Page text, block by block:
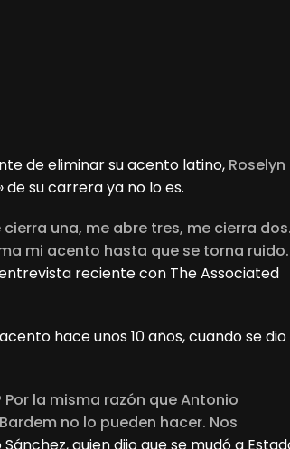
de eliminar su acento latino, Roselyn
de su carrera ya no lo es.
una, me abre tres, me cierra dos.
mi acento hasta que se torna ruido.
reciente con The Associated
hace unos 10 años, cuando se dio
Por la misma razón que Antonio
no lo pueden hacer. Nos